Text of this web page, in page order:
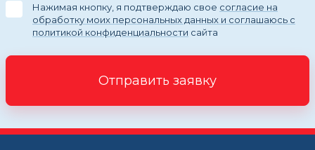
Нажимая кнопку, я подтверждаю свое согласие на
обработку моих персональных данных и соглашаюсь с
политикой конфиденциальности сайта
Отправить заявку